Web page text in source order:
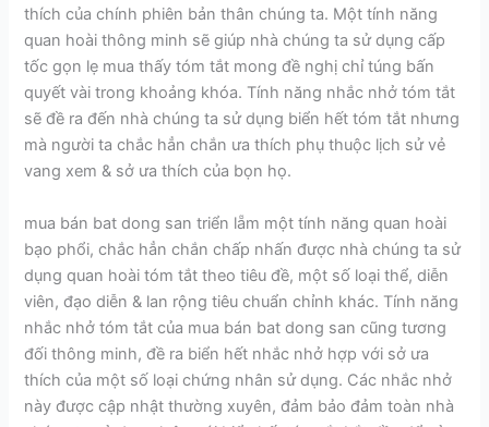
thích của chính phiên bản thân chúng ta. Một tính năng
quan hoài thông minh sẽ giúp nhà chúng ta sử dụng cấp
tốc gọn lẹ mua thấy tóm tắt mong đề nghị chỉ túng bấn
quyết vài trong khoảng khóa. Tính năng nhắc nhở tóm tắt
sẽ đề ra đến nhà chúng ta sử dụng biển hết tóm tắt nhưng
mà người ta chắc hẳn chắn ưa thích phụ thuộc lịch sử vẻ
vang xem & sở ưa thích của bọn họ.
mua bán bat dong san triển lẵm một tính năng quan hoài
bạo phổi, chắc hẳn chắn chấp nhấn được nhà chúng ta sử
dụng quan hoài tóm tắt theo tiêu đề, một số loại thể, diễn
viên, đạo diễn & lan rộng tiêu chuẩn chỉnh khác. Tính năng
nhắc nhở tóm tắt của mua bán bat dong san cũng tương
đối thông minh, đề ra biển hết nhắc nhở hợp với sở ưa
thích của một số loại chứng nhân sử dụng. Các nhắc nhở
này được cập nhật thường xuyên, đảm bảo đảm toàn nhà